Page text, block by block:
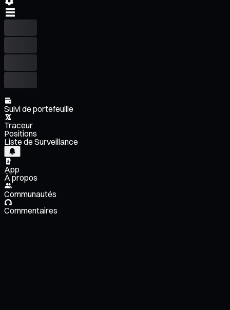
Suivi de portefeuille
Traceur
Positions
Liste de Surveillance
App
À propos
Communautés
Commentaires